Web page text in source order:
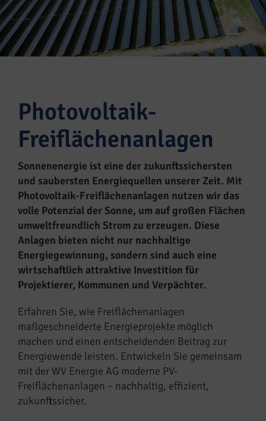
Photovoltaik-
Freiflächenanlagen
Sonnenenergie ist eine der zukunftssichersten
und saubersten Energiequellen unserer Zeit. Mit
Photovoltaik-Freiflächenanlagen nutzen wir das
volle Potenzial der Sonne, um auf großen Flächen
umweltfreundlich Strom zu erzeugen. Diese
Anlagen bieten nicht nur nachhaltige
Energiegewinnung, sondern sind auch eine
wirtschaftlich attraktive Investition für
Projektierer, Kommunen und Verpächter.
Erfahren Sie, wie Freiflächenanlagen
maßgeschneiderte Energieprojekte möglich
machen und einen entscheidenden Beitrag zur
Energiewende leisten. Entwickeln Sie gemeinsam
mit der WV Energie AG moderne PV-
Freiflächenanlagen – nachhaltig, effizient,
zukunftssicher.